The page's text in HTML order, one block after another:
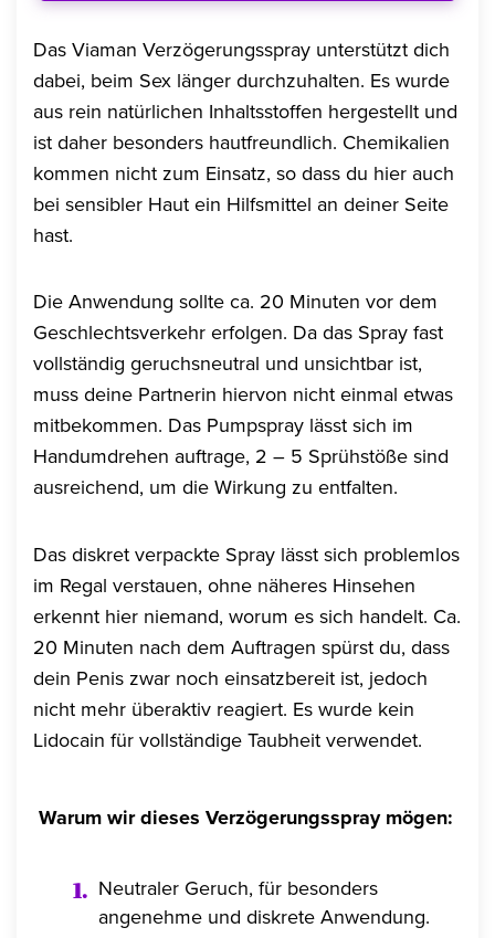
Das Viaman Verzögerungsspray unterstützt dich
dabei, beim Sex länger durchzuhalten. Es wurde
aus rein natürlichen Inhaltsstoffen hergestellt und
ist daher besonders hautfreundlich. Chemikalien
kommen nicht zum Einsatz, so dass du hier auch
bei sensibler Haut ein Hilfsmittel an deiner Seite
hast.
Die Anwendung sollte ca. 20 Minuten vor dem
Geschlechtsverkehr erfolgen. Da das Spray fast
vollständig geruchsneutral und unsichtbar ist,
muss deine Partnerin hiervon nicht einmal etwas
mitbekommen. Das Pumpspray lässt sich im
Handumdrehen auftrage, 2 – 5 Sprühstöße sind
ausreichend, um die Wirkung zu entfalten.
Das diskret verpackte Spray lässt sich problemlos
im Regal verstauen, ohne näheres Hinsehen
erkennt hier niemand, worum es sich handelt. Ca.
20 Minuten nach dem Auftragen spürst du, dass
dein Penis zwar noch einsatzbereit ist, jedoch
nicht mehr überaktiv reagiert. Es wurde kein
Lidocain für vollständige Taubheit verwendet.
Warum wir dieses Verzögerungsspray mögen:
Neutraler Geruch, für besonders
angenehme und diskrete Anwendung.